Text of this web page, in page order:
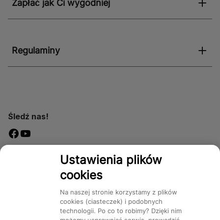
Zapłać jak Ci wygodniej
Regulaminy
Śledź nas!
Dostępność
Kategorie Produkty Marki CMS
Ustawienia plików
cookies
Na naszej stronie korzystamy z plików
cookies (ciasteczek) i podobnych
technologii. Po co to robimy? Dzięki nim